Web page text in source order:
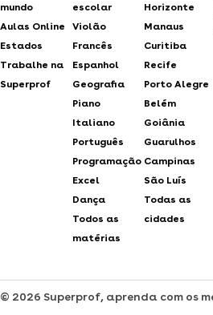
mundo
Aulas Online
Estados
Trabalhe na
Superprof
escolar
Violão
Francês
Espanhol
Geografia
Piano
Italiano
Português
Programação
Excel
Dança
Todos as
matérias
Horizonte
Manaus
Curitiba
Recife
Porto Alegre
Belém
Goiânia
Guarulhos
Campinas
São Luís
Todas as
cidades
© 2026 Superprof, aprenda com os